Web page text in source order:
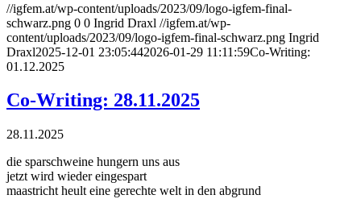
//igfem.at/wp-content/uploads/2023/09/logo-igfem-final-
schwarz.png 0 0 Ingrid Draxl //igfem.at/wp-
content/uploads/2023/09/logo-igfem-final-schwarz.png Ingrid
Draxl2025-12-01 23:05:442026-01-29 11:11:59Co-Writing:
01.12.2025
Co-Writing: 28.11.2025
28.11.2025
die sparschweine hungern uns aus
jetzt wird wieder eingespart
maastricht heult eine gerechte welt in den abgrund